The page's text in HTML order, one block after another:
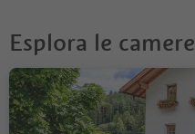
Esplora le camere